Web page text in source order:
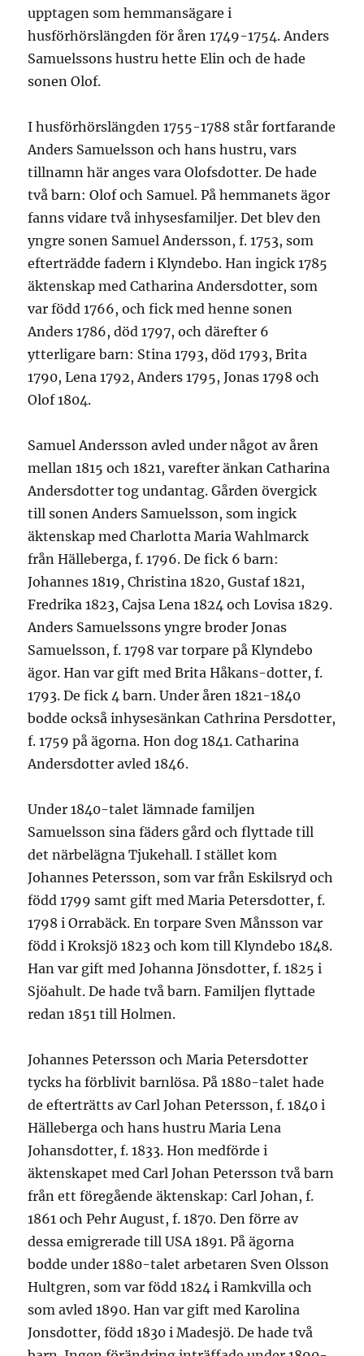
upptagen som hemmansägare i
husförhörslängden för åren 1749-1754. Anders
Samuelssons hustru hette Elin och de hade
sonen Olof.
I husförhörslängden 1755-1788 står fortfarande
Anders Samuelsson och hans hustru, vars
tillnamn här anges vara Olofsdotter. De hade
två barn: Olof och Samuel. På hemmanets ägor
fanns vidare två inhysesfamiljer. Det blev den
yngre sonen Samuel Andersson, f. 1753, som
efterträdde fadern i Klyndebo. Han ingick 1785
äktenskap med Catharina Andersdotter, som
var född 1766, och fick med henne sonen
Anders 1786, död 1797, och därefter 6
ytterligare barn: Stina 1793, död 1793, Brita
1790, Lena 1792, Anders 1795, Jonas 1798 och
Olof 1804.
Samuel Andersson avled under något av åren
mellan 1815 och 1821, varefter änkan Catharina
Andersdotter tog undantag. Gården övergick
till sonen Anders Samuelsson, som ingick
äktenskap med Charlotta Maria Wahlmarck
från Hälleberga, f. 1796. De fick 6 barn:
Johannes 1819, Christina 1820, Gustaf 1821,
Fredrika 1823, Cajsa Lena 1824 och Lovisa 1829.
Anders Samuelssons yngre broder Jonas
Samuelsson, f. 1798 var torpare på Klyndebo
ägor. Han var gift med Brita Håkans-dotter, f.
1793. De fick 4 barn. Under åren 1821-1840
bodde också inhysesänkan Cathrina Persdotter,
f. 1759 på ägorna. Hon dog 1841. Catharina
Andersdotter avled 1846.
Under 1840-talet lämnade familjen
Samuelsson sina fäders gård och flyttade till
det närbelägna Tjukehall. I stället kom
Johannes Petersson, som var från Eskilsryd och
född 1799 samt gift med Maria Petersdotter, f.
1798 i Orrabäck. En torpare Sven Månsson var
född i Kroksjö 1823 och kom till Klyndebo 1848.
Han var gift med Johanna Jönsdotter, f. 1825 i
Sjöahult. De hade två barn. Familjen flyttade
redan 1851 till Holmen.
Johannes Petersson och Maria Petersdotter
tycks ha förblivit barnlösa. På 1880-talet hade
de efterträtts av Carl Johan Petersson, f. 1840 i
Hälleberga och hans hustru Maria Lena
Johansdotter, f. 1833. Hon medförde i
äktenskapet med Carl Johan Petersson två barn
från ett föregående äktenskap: Carl Johan, f.
1861 och Pehr August, f. 1870. Den förre av
dessa emigrerade till USA 1891. På ägorna
bodde under 1880-talet arbetaren Sven Olsson
Hultgren, som var född 1824 i Ramkvilla och
som avled 1890. Han var gift med Karolina
Jonsdotter, född 1830 i Madesjö. De hade två